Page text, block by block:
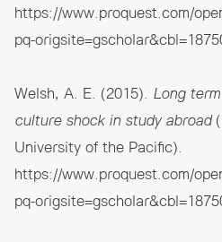
https://www.proquest.com/
pq-
Welsh, A. E. (2015). Long
culture shock in study abroad
University of the Pacific).
https://www.proquest.com/
pq-